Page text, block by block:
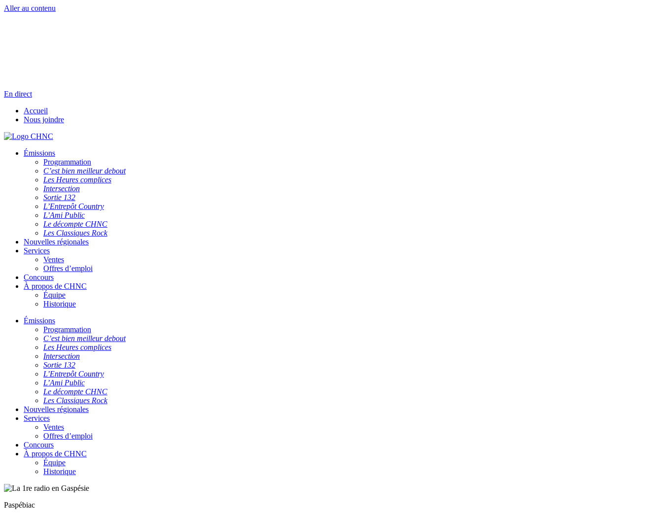
Aller au contenu
En direct
Accueil
Nous joindre
Émissions
Programmation
C’est bien meilleur debout
Les Heures complices
Intersection
Sortie 132
L’Entrepôt Country
L’Ami Public
Le décompte CHNC
Les Classiques Rock
Nouvelles régionales
Services
Ventes
Offres d’emploi
Concours
À propos de CHNC
Équipe
Historique
Émissions
Programmation
C’est bien meilleur debout
Les Heures complices
Intersection
Sortie 132
L’Entrepôt Country
L’Ami Public
Le décompte CHNC
Les Classiques Rock
Nouvelles régionales
Services
Ventes
Offres d’emploi
Concours
À propos de CHNC
Équipe
Historique
Paspébiac